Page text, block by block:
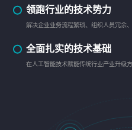
领跑行业的技术势力
解决企业业务流程繁琐、组织人员冗余
全面扎实的技术基础
在人工智能技术赋能传统行业产业升级